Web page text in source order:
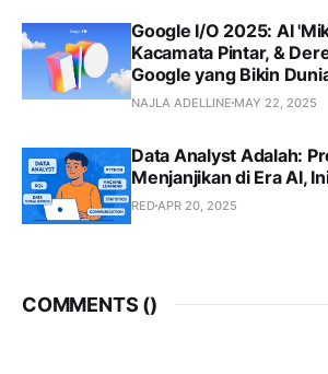
Google I/O 2025: AI
Kacamata Pintar, &
Google yang Bikin
NAJLA ADELLINE MAY 22, 2025
Data Analyst Adalah:
Menjanjikan di Era AI,
RED APR 20, 2025
COMMENTS ()